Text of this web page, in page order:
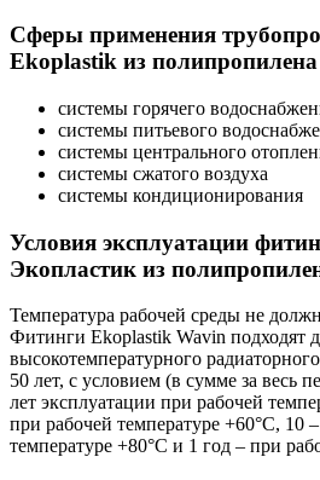
Сферы применения
Ekoplastik из полипропилена
системы горячего
системы питьевого
системы центрального
системы сжатого воздуха
системы кондиционирования
Условия эксплуатации
Экопластик из
Температура рабочей среды не
Фитинги Ekoplastik Wavin подходят
высокотемпературного
50 лет, с условием (в сумме за весь
лет эксплуатации при рабочей
при рабочей температуре +60°С, 10
температуре +80°С и 1 год – при